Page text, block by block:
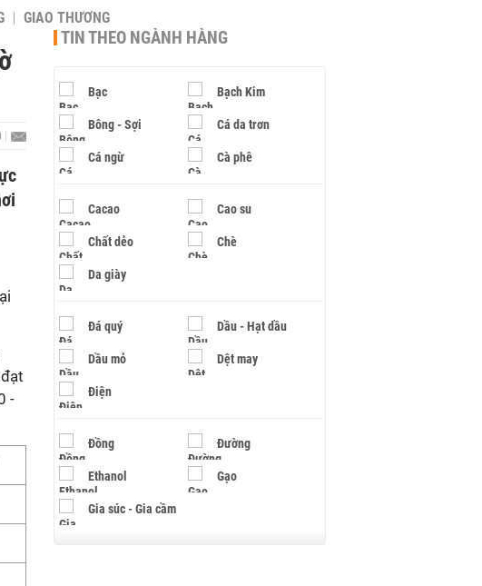
GIAO THƯƠNG
-
TIN THEO NGÀNH HÀNG
Bạc Bạch Kim
Bông - Sợi Cá da trơn
Cá ngừ Cà phê
Cacao Cao su
Chất dẻo Chè
Da giày
Đá quý Dầu - Hạt dầu
Dầu mỏ Dệt may
Điện
Đồng Đường
Ethanol Gạo
Gia súc - Gia cầm